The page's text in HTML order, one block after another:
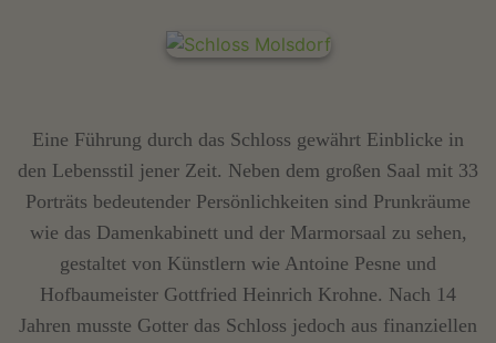
Eine Führung durch das Schloss gewährt Einblicke in
den Lebensstil jener Zeit. Neben dem großen Saal mit 33
Porträts bedeutender Persönlichkeiten sind Prunkräume
wie das Damenkabinett und der Marmorsaal zu sehen,
gestaltet von Künstlern wie Antoine Pesne und
Hofbaumeister Gottfried Heinrich Krohne. Nach 14
Jahren musste Gotter das Schloss jedoch aus finanziellen